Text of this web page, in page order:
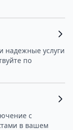
надежные услуги
по
с
в вашем